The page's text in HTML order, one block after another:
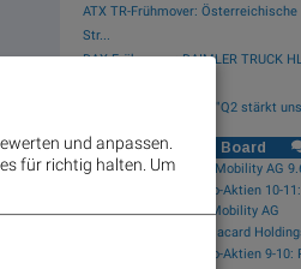
,
ATX TR-Frühmover: Österreichische
Str...
DAX-Frühmover: DAIMLER TRUCK
Analysten zu Kontron: "Q2 stärkt
Börse Social Club Board
BSN Vola-Event Bajaj Mobility AG
wikifolio-Trades Austro-Aktien 9-10:
und anpassen.
für richtig halten. Um